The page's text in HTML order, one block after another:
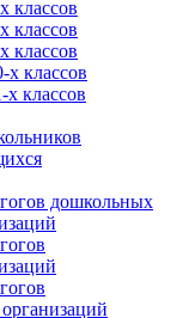
классов
классов
классов
классов
классов
дошкольных